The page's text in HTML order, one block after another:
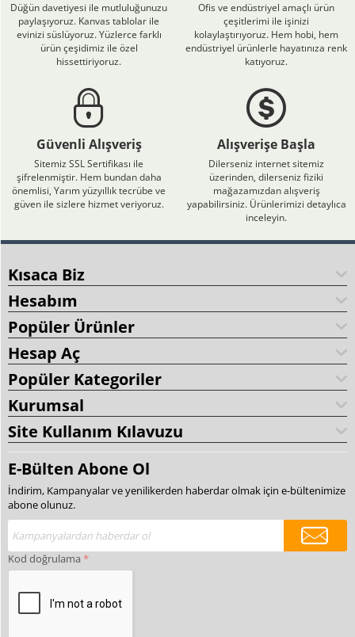
Düğün davetiyesi ile mutluluğunuzu
paylaşıyoruz. Kanvas tablolar ile
evinizi süslüyoruz. Yüzlerce farklı
ürün çeşidimiz ile özel
hissettiriyoruz.
Ofis ve endüstriyel amaçlı ürün
çeşitlerimi ile işinizi
kolaylaştırıyoruz. Hem hobi, hem
endüstriyel ürünlerle hayatınıza renk
katıyoruz.
Güvenli Alışveriş
Sitemiz SSL Sertifikası ile
şifrelenmiştir. Hem bundan daha
önemlisi, Yarım yüzyıllık tecrübe ve
güven ile sizlere hizmet veriyoruz.
Alışverişe Başla
Dilerseniz internet sitemiz
üzerinden, dilerseniz fiziki
mağazamızdan alışveriş
yapabilirsiniz. Ürünlerimizi detaylıca
inceleyin.
Kısaca Biz
Hesabım
Popüler Ürünler
Hesap Aç
Popüler Kategoriler
Kurumsal
Site Kullanım Kılavuzu
E-Bülten Abone Ol
İndirim, Kampanyalar ve yenilikerden haberdar olmak için e-bültenimize
abone olunuz.
Kod doğrulama